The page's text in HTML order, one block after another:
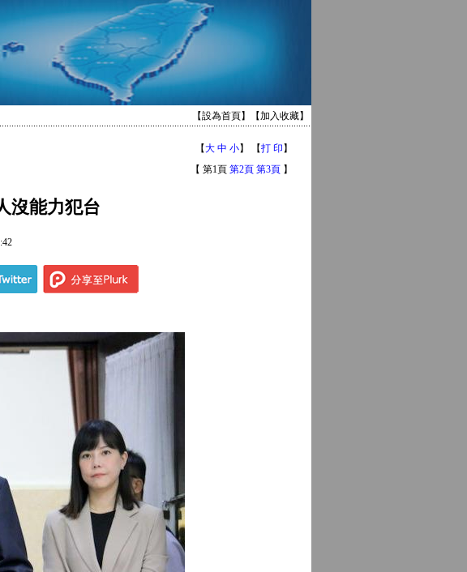
【設為首頁】【加入收藏】
【大 中 小】 【打 印 】
【 第1頁 第2頁 第3頁 】
沒能力犯台